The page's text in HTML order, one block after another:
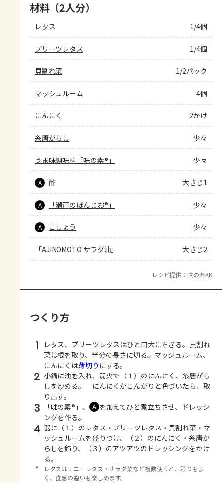
材料（2人分）
レタス 1/4個
プリーツレタス 1/4個
貝割れ菜 1/2パック
マッシュルーム 4個
にんにく 2かけ
糸唐がらし 少々
うま味調味料「味の素®」 少々
A 酢 大さじ1
A 「瀬戸のほんじお®」 少々
A こしょう 少々
「AJINOMOTO サラダ油」 大さじ2
レシピ提供：味の素KK
つくり方
1
レタス、プリーツレタスはひと口大にちぎる。貝割れ
菜は根を取り、半分の長さに切る。マッシュルーム、
にんにくは薄切り にする。
2 小鍋に油を入れ、弱火で（１）のにんにく、糸唐がら
しを炒める。 にんにくがこんがりと色づいたら、取
り出す。
3 「味の素®」、 Ａ を加えてひと煮立ちさせ、ドレッシ
ングを作る。
4 器に（１）のレタス・プリーツレタス・貝割れ菜・マ
ッシュルームを盛りつけ、（２）のにんにく・糸唐が
らしを飾り、（３）のアツアツのドレッシングをかけ
る。
＊
レタスはサニーレタス・サラダ菜など複数使うと、彩りもよ
く、食感の違いも楽しめます。